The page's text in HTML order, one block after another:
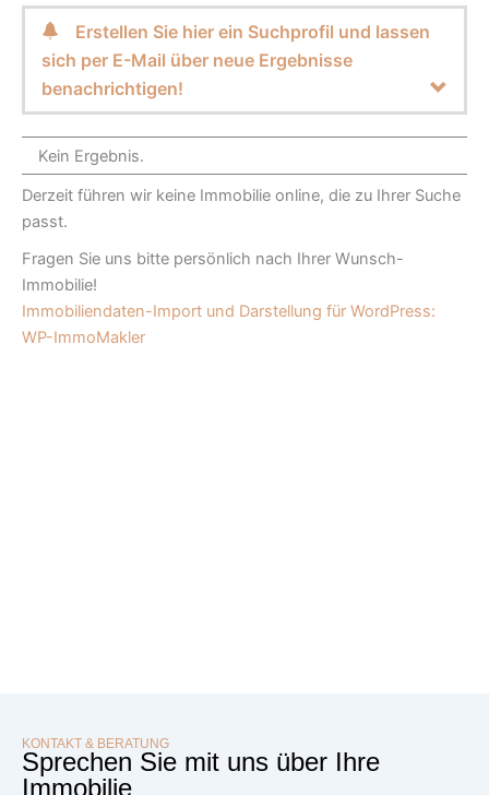
Erstellen Sie hier ein Suchprofil und lassen
sich per E-Mail über neue Ergebnisse
benachrichtigen!
Kein Ergebnis.
Derzeit führen wir keine Immobilie online, die zu Ihrer Suche
passt.
Fragen Sie uns bitte persönlich nach Ihrer Wunsch-
Immobilie!
Immobiliendaten-Import und Darstellung für WordPress:
WP-ImmoMakler
KONTAKT & BERATUNG
Sprechen Sie mit uns über Ihre
Immobilie